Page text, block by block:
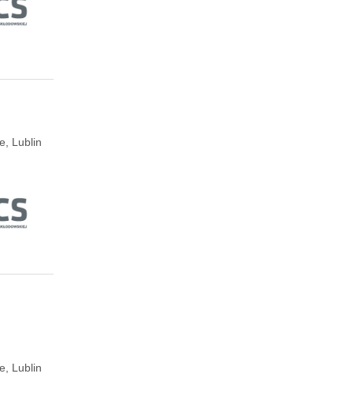
Lublin
Lublin